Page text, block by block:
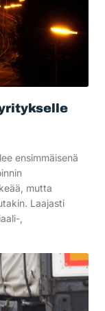
ensimmäisenä
mutta
Laajasti
,